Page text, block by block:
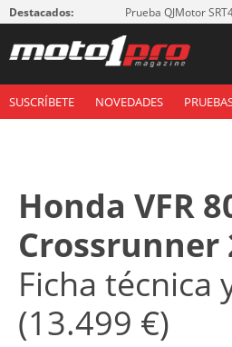
Destacados: Prueba QJMotor
SUSCRÍBETE NOVEDADES
Honda VFR
Crossrunner
Ficha técnica
(13.499 €)